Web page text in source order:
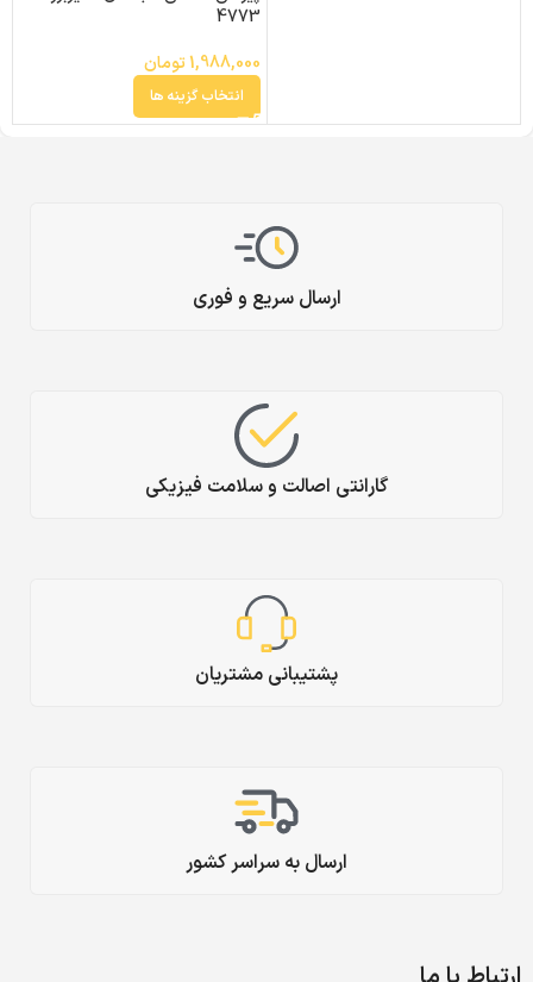
4773
1,988,000تومان
انتخاب گزینه ها
ارسال سریع و فوری
گارانتی اصالت و سلامت فیزیکی
پشتیبانی مشتریان
ارسال به سراسر کشور